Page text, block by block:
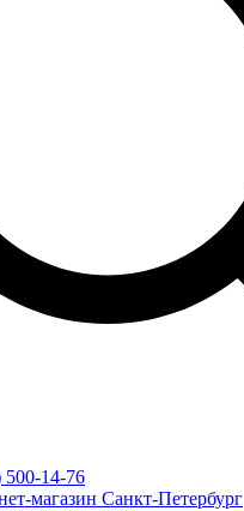
500-14-76
магазин Санкт-Петербург